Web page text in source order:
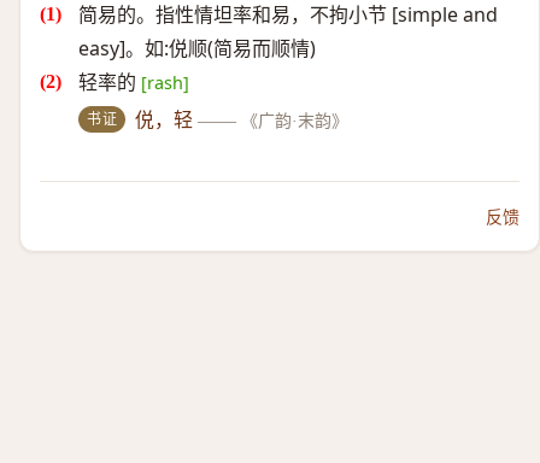
简易的。指性情坦率和易，不拘小节 [simple and
easy]。如:侻顺(简易而顺情)
轻率的 [rash]
书证 侻，轻 —— 《广韵·末韵》
反馈